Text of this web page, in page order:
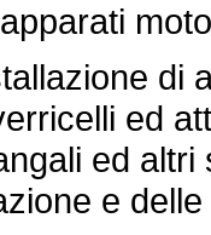
di
ed
ed
e